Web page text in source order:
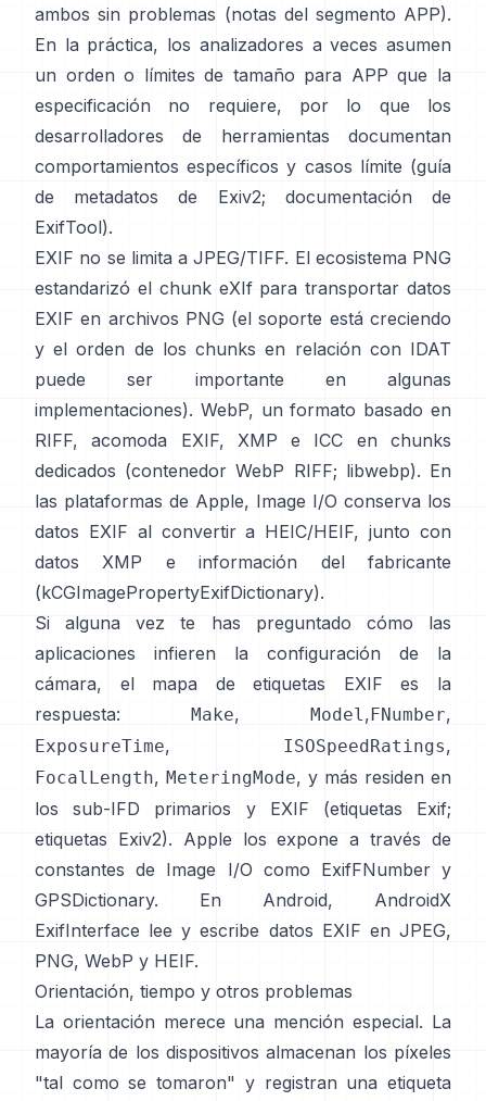
ambos sin problemas (notas del segmento APP).
En la práctica, los analizadores a veces asumen
un orden o límites de tamaño para APP que la
especificación no requiere, por lo que los
desarrolladores de herramientas documentan
comportamientos específicos y casos límite (guía
de metadatos de Exiv2; documentación de
ExifTool).
EXIF no se limita a JPEG/TIFF. El ecosistema PNG
estandarizó el chunk eXIfpara transportar datos
EXIF en archivos PNG (el soporte está creciendo
y el orden de los chunks en relación con IDAT
puede ser importante en algunas
implementaciones). WebP, un formato basado en
RIFF, acomoda EXIF, XMP e ICC en chunks
dedicados (contenedor WebP RIFF; libwebp). En
las plataformas de Apple, Image I/O conserva los
datos EXIF al convertir a HEIC/HEIF, junto con
datos XMP e información del fabricante
(kCGImagePropertyExifDictionary).
Si alguna vez te has preguntado cómo las
aplicaciones infieren la configuración de la
cámara, el mapa de etiquetas EXIF es la
respuesta: Make, Model,FNumber,
ExposureTime, ISOSpeedRatings,
FocalLength, MeteringMode, y más residen en
los sub-IFD primarios y EXIF (etiquetas Exif;
etiquetas Exiv2). Apple los expone a través de
constantes de Image I/O como ExifFNumber y
GPSDictionary. En Android, AndroidX
ExifInterface lee y escribe datos EXIF en JPEG,
PNG, WebP y HEIF.
Orientación, tiempo y otros problemas
La orientación merece una mención especial. La
mayoría de los dispositivos almacenan los píxeles
"tal como se tomaron" y registran una etiqueta